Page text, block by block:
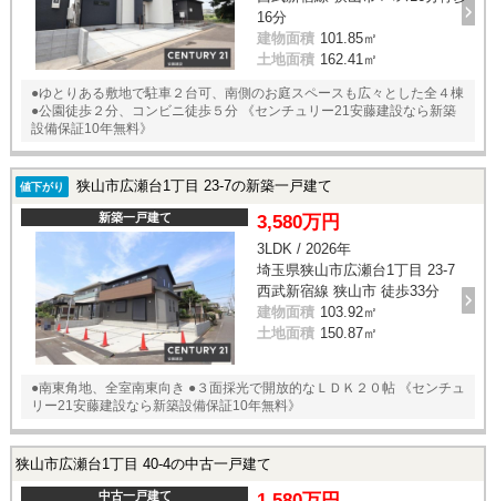
16分
建物面積 101.85㎡
土地面積 162.41㎡
●ゆとりある敷地で駐車２台可、南側のお庭スペースも広々とした全４棟
●公園徒歩２分、コンビニ徒歩５分 《センチュリー21安藤建設なら新築
設備保証10年無料》
値下がり 狭山市広瀬台1丁目 23-7の新築一戸建て
新築一戸建て 3,580万円
3LDK / 2026年
埼玉県狭山市広瀬台1丁目 23-7
西武新宿線 狭山市 徒歩33分
建物面積 103.92㎡
土地面積 150.87㎡
●南東角地、全室南東向き ●３面採光で開放的なＬＤＫ２０帖 《センチュ
リー21安藤建設なら新築設備保証10年無料》
狭山市広瀬台1丁目 40-4の中古一戸建て
中古一戸建て